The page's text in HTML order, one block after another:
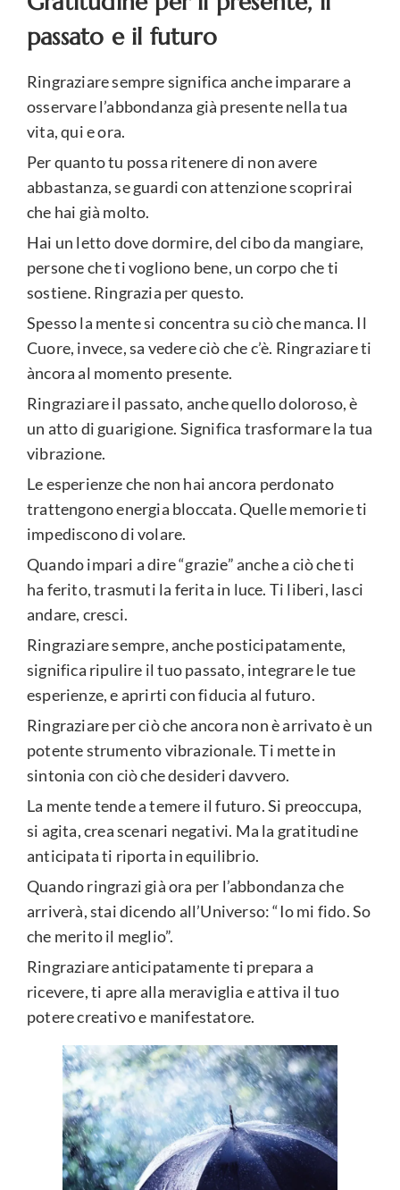
passato e il futuro
Ringraziare sempre significa anche imparare a
osservare l’abbondanza già presente nella tua
vita, qui e ora.
Per quanto tu possa ritenere di non avere
abbastanza, se guardi con attenzione scoprirai
che hai già molto.
Hai un letto dove dormire, del cibo da mangiare,
persone che ti vogliono bene, un corpo che ti
sostiene. Ringrazia per questo.
Spesso la mente si concentra su ciò che manca. Il
Cuore, invece, sa vedere ciò che c’è. Ringraziare ti
àncora al momento presente.
Ringraziare il passato, anche quello doloroso, è
un atto di guarigione. Significa trasformare la tua
vibrazione.
Le esperienze che non hai ancora perdonato
trattengono energia bloccata. Quelle memorie ti
impediscono di volare.
Quando impari a dire “grazie” anche a ciò che ti
ha ferito, trasmuti la ferita in luce. Ti liberi, lasci
andare, cresci.
Ringraziare sempre, anche posticipatamente,
significa ripulire il tuo passato, integrare le tue
esperienze, e aprirti con fiducia al futuro.
Ringraziare per ciò che ancora non è arrivato è un
potente strumento vibrazionale. Ti mette in
sintonia con ciò che desideri davvero.
La mente tende a temere il futuro. Si preoccupa,
si agita, crea scenari negativi. Ma la gratitudine
anticipata ti riporta in equilibrio.
Quando ringrazi già ora per l’abbondanza che
arriverà, stai dicendo all’Universo: “Io mi fido. So
che merito il meglio”.
Ringraziare anticipatamente ti prepara a
ricevere, ti apre alla meraviglia e attiva il tuo
potere creativo e manifestatore.